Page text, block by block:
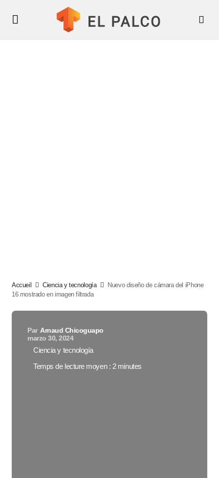
Accueil Ciencia y tecnología
Nuevo diseño de cámara del iPhone
16 mostrado en imagen filtrada
Par Arnaud Chicoguapo
marzo 30, 2024
Ciencia y tecnología
Temps de lecture moyen : 2 minutes